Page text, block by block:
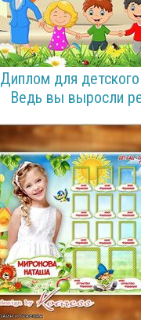
Диплом для
Ведь вы выросли